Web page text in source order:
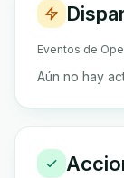
Eventos de
Aún no hay